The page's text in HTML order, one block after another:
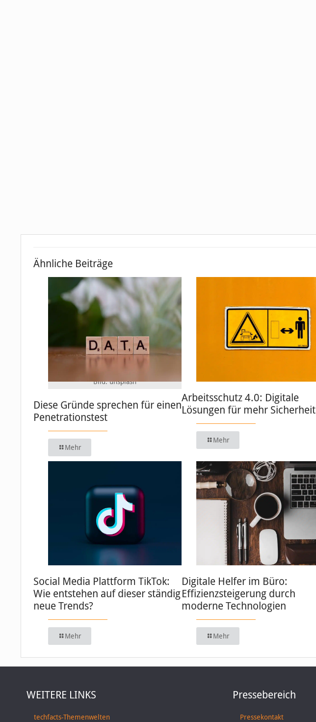
Ähnliche Beiträge
Bild: unsplash
Diese Gründe sprechen für einen
Penetrationstest
Mehr
Arbeitsschutz 4.0: Digitale
Lösungen für mehr Sicherheit
Mehr
Social Media Plattform TikTok:
Wie entstehen auf dieser ständig
neue Trends?
Mehr
Digitale Helfer im Büro:
Effizienzsteigerung durch
moderne Technologien
Mehr
WEITERE LINKS
techfacts-Themenwelten
Pressebereich
Pressekontakt